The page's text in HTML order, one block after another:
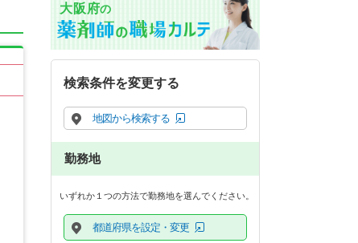
大阪府の
検索条件を変更する
地図から検索する
勤務地
いずれか１つの方法で勤務地を選んでください。
都道府県を設定・変更